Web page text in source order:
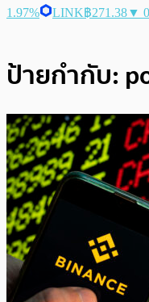
1.97%
LINK฿271.38▼
ป้ายกำกับ: